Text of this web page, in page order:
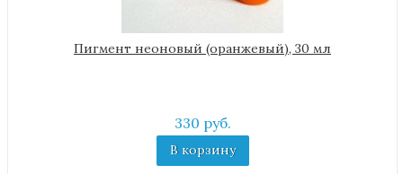
Пигмент неоновый (оранжевый), 30 мл
330 руб.
В корзину